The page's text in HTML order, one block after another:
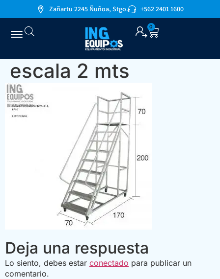
Zañartu 2245 Ñuñoa, Stgo. +562 2401 1600
0
escala 2 mts
Deja una respuesta
Lo siento, debes estar conectado para publicar un
comentario.